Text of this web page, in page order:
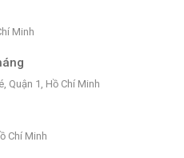
Minh
Quận 1, Hồ Chí Minh
Chí Minh